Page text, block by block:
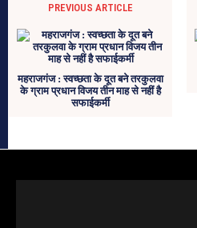
PREVIOUS ARTICLE
महराजगंज : स्वच्छता के दूत बने तरकुलवा
के ग्राम प्रधान विजय तीन माह से नहीं है
सफाईकर्मी